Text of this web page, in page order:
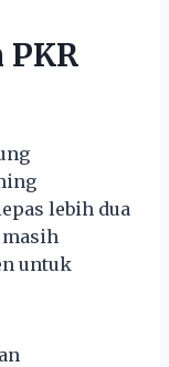
lebih dua
untuk